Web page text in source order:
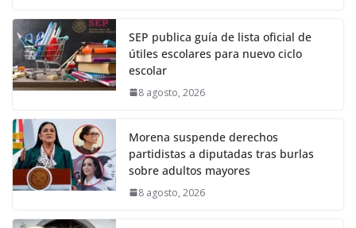
SEP publica guía de lista oficial de
útiles escolares para nuevo ciclo
escolar
8 agosto, 2026
Morena suspende derechos
partidistas a diputadas tras burlas
sobre adultos mayores
8 agosto, 2026